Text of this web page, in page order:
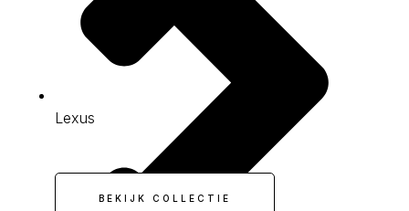
Lexus
BEKIJK COLLECTIE